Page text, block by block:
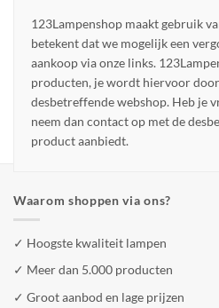
123Lampenshop maakt gebruik
betekent dat we mogelijk een
aankoop via onze links.
producten, je wordt hiervoor
desbetreffende webshop. Heb je
neem dan contact op met de
product aanbiedt.
Waarom shoppen via ons?
✓ Hoogste kwaliteit lampen
✓ Meer dan 5.000 producten
✓ Groot aanbod en lage prijzen